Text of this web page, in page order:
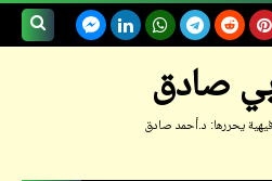
صادق
يحررها: د.أحمد صادق